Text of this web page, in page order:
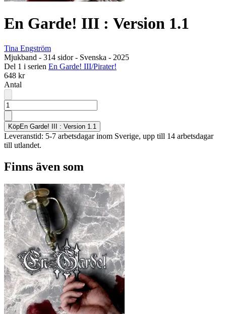
En Garde! III : Version 1.1
Tina Engström
Mjukband - 314 sidor- Svenska - 2025
Del 1 i serien En Garde! III/Pirater!
648 kr
Antal
KöpEn Garde! III : Version 1.1
Leveranstid: 5-7 arbetsdagar inom Sverige, upp till 14 arbetsdagar
till utlandet.
Finns även som